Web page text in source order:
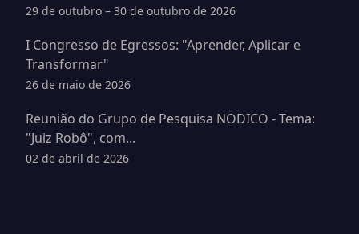
29 de outubro – 30 de outubro de 2026
I Congresso de Egressos: "Aprender, Aplicar e
Transformar"
26 de maio de 2026
Reunião do Grupo de Pesquisa NODICO - Tema:
"Juiz Robô", com...
02 de abril de 2026